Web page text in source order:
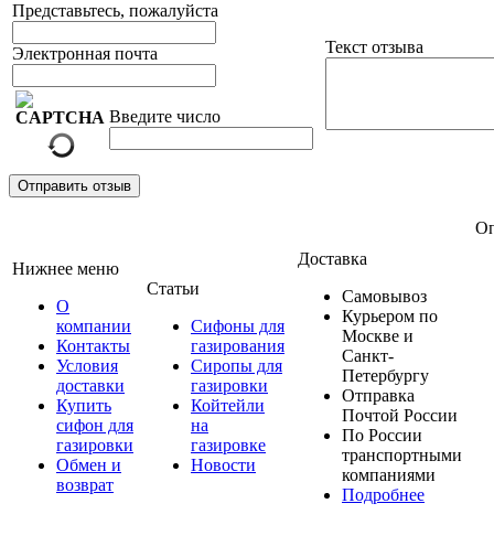
Представьтесь, пожалуйста
Электронная почта
Введите число
Текст отзыва
Отправить отзыв
Нижнее меню
О
компании
Контакты
Условия
доставки
Купить
сифон для
газировки
Обмен и
возврат
Статьи
Сифоны для
газирования
Сиропы для
газировки
Койтейли
на
газировке
Новости
Доставка
Самовывоз
Курьером по
Москве и
Санкт-
Петербургу
Отправка
Почтой России
По России
транспортными
компаниями
Подробнее